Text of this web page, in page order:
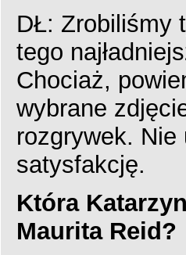
DŁ: Zrobiliśmy
tego
Chociaż,
wybrane
rozgrywek. Nie
satysfakcję.
Która
Maurita Reid?